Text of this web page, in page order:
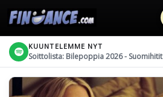
KUUNTELEMME NYT
Soittolista: Bilepoppia 2026 - Suomihitit